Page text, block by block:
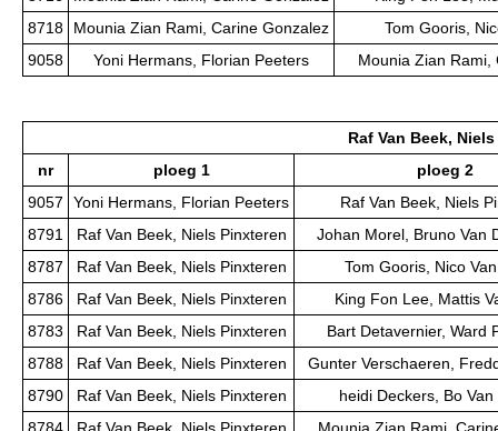
8718
Mounia Zian Rami, Carine Gonzalez
Tom Gooris,
9058
Yoni Hermans, Florian Peeters Mounia Zian Rami,
Raf Van Beek,
nr
ploeg 1
ploeg 2
9057
Yoni Hermans, Florian Peeters
Raf Van Beek, Niels
8791
Raf Van Beek, Niels Pinxteren
Johan Morel, Bruno Van
8787
Raf Van Beek, Niels Pinxteren
Tom Gooris, Nico
8786
Raf Van Beek, Niels Pinxteren
King Fon Lee, Mattis
8783
Raf Van Beek, Niels Pinxteren
Bart Detavernier, Ward
8788
Raf Van Beek, Niels Pinxteren
Gunter Verschaeren,
8790
Raf Van Beek, Niels Pinxteren
heidi Deckers, Bo